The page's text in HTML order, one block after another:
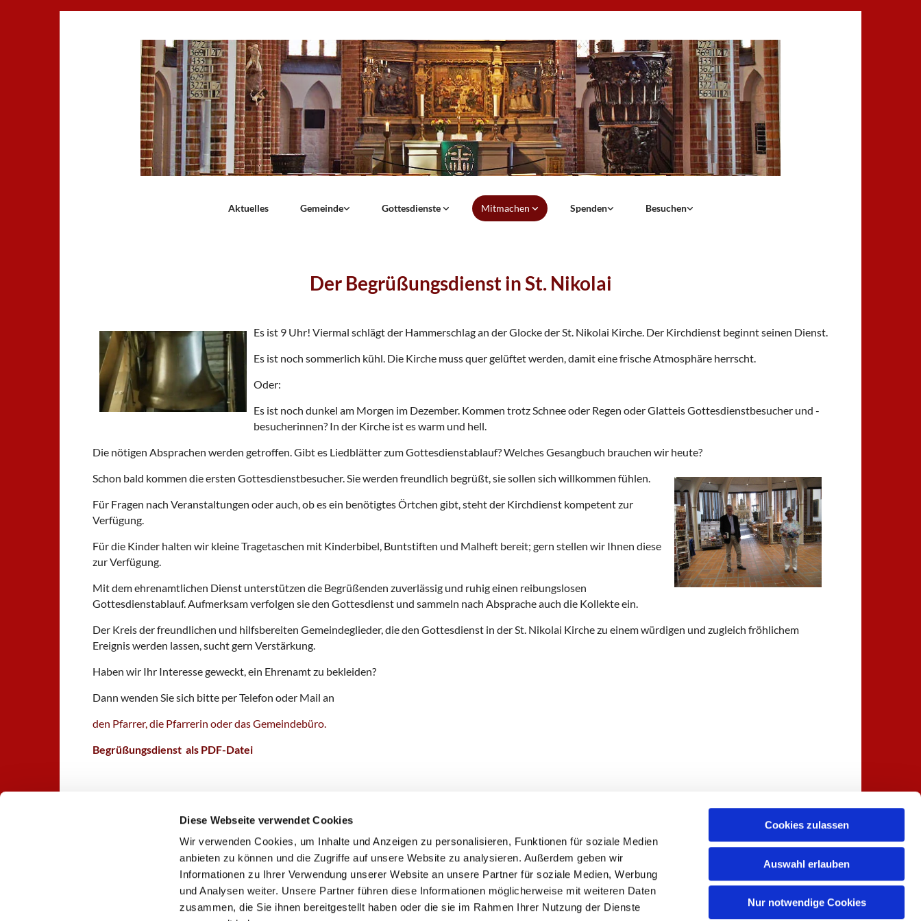
Diese Webseite verwendet Cookies
Wir verwenden Cookies, um Inhalte und Anzeigen zu personalisieren, Funktionen für soziale Medien
anbieten zu können und die Zugriffe auf unsere Website zu analysieren. Außerdem geben wir
Informationen zu Ihrer Verwendung unserer Website an unsere Partner für soziale Medien, Werbung
und Analysen weiter. Unsere Partner führen diese Informationen möglicherweise mit weiteren Daten
zusammen, die Sie ihnen bereitgestellt haben oder die sie im Rahmen Ihrer Nutzung der Dienste
Cookies zulassen
Auswahl erlauben
Nur notwendige Cookies
Aktuelles Gemeinde Gottesdienste Mitmachen Spenden Besuchen
Der Begrüßungsdienst in St. Nikolai
Es ist 9 Uhr! Viermal schlägt der Hammerschlag an der Glocke der St. Nikolai Kirche. Der Kirchdienst beginnt seinen Dienst.
Es ist noch sommerlich kühl. Die Kirche muss quer gelüftet werden, damit eine frische Atmosphäre herrscht.
Oder:
Es ist noch dunkel am Morgen im Dezember. Kommen trotz Schnee oder Regen oder Glatteis Gottesdienstbesucher und -
besucherinnen? In der Kirche ist es warm und hell.
Die nötigen Absprachen werden getroffen. Gibt es Liedblätter zum Gottesdienstablauf? Welches Gesangbuch brauchen wir heute?
Schon bald kommen die ersten Gottesdienstbesucher. Sie werden freundlich begrüßt, sie sollen sich willkommen fühlen.
Für Fragen nach Veranstaltungen oder auch, ob es ein benötigtes Örtchen gibt, steht der Kirchdienst kompetent zur
Verfügung.
Für die Kinder halten wir kleine Tragetaschen mit Kinderbibel, Buntstiften und Malheft bereit; gern stellen wir Ihnen diese
zur Verfügung.
Mit dem ehrenamtlichen Dienst unterstützen die Begrüßenden zuverlässig und ruhig einen reibungslosen
Gottesdienstablauf. Aufmerksam verfolgen sie den Gottesdienst und sammeln nach Absprache auch die Kollekte ein.
Der Kreis der freundlichen und hilfsbereiten Gemeindeglieder, die den Gottesdienst in der St. Nikolai Kirche zu einem würdigen und zugleich fröhlichem
Ereignis werden lassen, sucht gern Verstärkung.
Haben wir Ihr Interesse geweckt, ein Ehrenamt zu bekleiden?
Dann wenden Sie sich bitte per Telefon oder Mail an
den Pfarrer, die Pfarrerin oder das Gemeindebüro.
Begrüßungsdienst als PDF-Datei
Ev. Kirchengemeinde St. Nikolai · Reformationsplatz 6, 13597 Berlin(030) 322 944-555 gemeindebuero@nikolai-spandau.de
Kontaktinformationen Impressum